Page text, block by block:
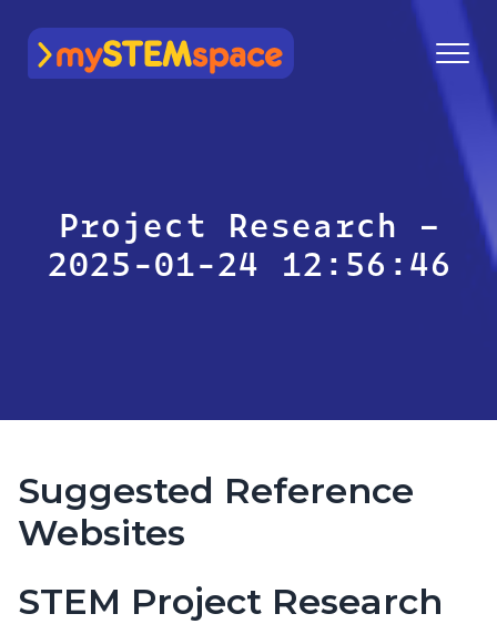
mySTEMspace
Project Research –
2025-01-24 12:56:46
Suggested Reference
Websites
STEM Project Research